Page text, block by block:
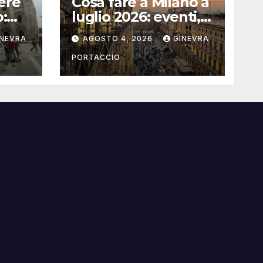
luglio 2026: eventi,
concerti e mostre
AGOSTO 4, 2026 GINEVRA
PORTACCIO